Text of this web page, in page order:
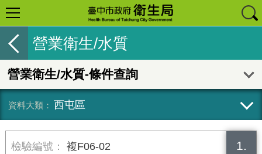
營業衛生/水質
營業衛生/水質-條件查詢
西屯區
1.
複F06-02